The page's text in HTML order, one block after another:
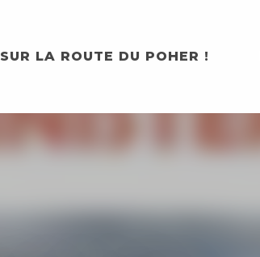
SUR LA ROUTE DU POHER !